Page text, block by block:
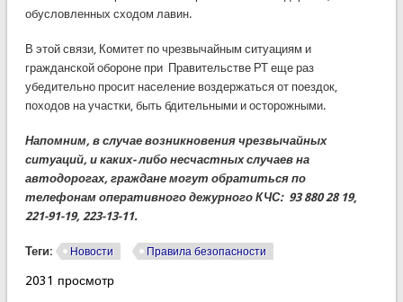
обусловленных сходом лавин.
В этой связи, Комитет по чрезвычайным ситуациям и
гражданской обороне при Правительстве РТ еще раз
убедительно просит население воздержаться от поездок,
походов на участки, быть бдительными и осторожными.
Напомним, в случае возникновения чрезвычайных
ситуаций, и каких- либо несчастных случаев на
автодорогах, граждане могут обратиться по
телефонам оперативного дежурного КЧС: 93 880 28 19,
221-91-19, 223-13-11.
Теги: Новости Правила безопасности
2031 просмотр